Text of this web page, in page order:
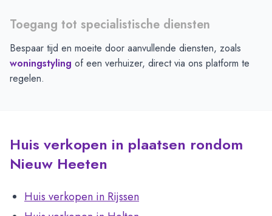
Toegang tot specialistische diensten
Bespaar tijd en moeite door aanvullende diensten, zoals
woningstyling of een verhuizer, direct via ons platform te
regelen.
Huis verkopen in plaatsen rondom
Nieuw Heeten
Huis verkopen in Rijssen